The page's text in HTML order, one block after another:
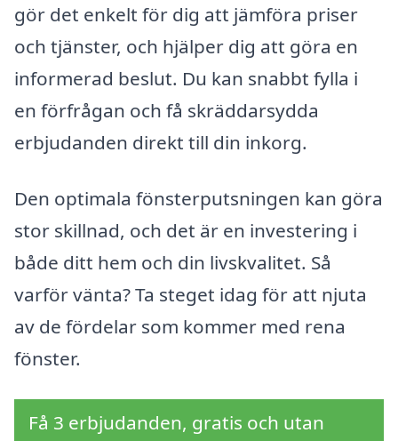
gör det enkelt för dig att jämföra priser
och tjänster, och hjälper dig att göra en
informerad beslut. Du kan snabbt fylla i
en förfrågan och få skräddarsydda
erbjudanden direkt till din inkorg.
Den optimala fönsterputsningen kan göra
stor skillnad, och det är en investering i
både ditt hem och din livskvalitet. Så
varför vänta? Ta steget idag för att njuta
av de fördelar som kommer med rena
fönster.
Få 3 erbjudanden, gratis och utan